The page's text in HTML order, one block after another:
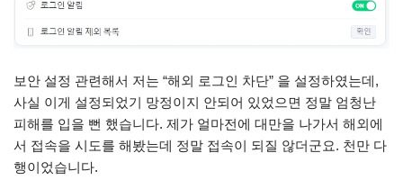
보안 설정 관련해서 저는 “해외 로그인 차단” 을 설정하였는데,
사실 이게 설정되었기 망정이지 안되어 있었으면 정말 엄청난
피해를 입을 뻔 했습니다. 제가 얼마전에 대만을 나가서 해외에
서 접속을 시도를 해봤는데 정말 접속이 되질 않더군요. 천만 다
행이었습니다.